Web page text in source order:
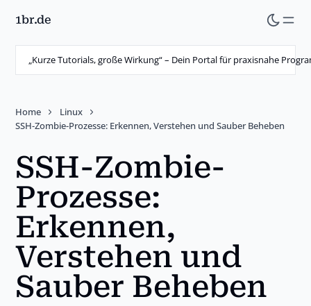
Skip
content
1br.de
„Kurze Tutorials, große Wirkung“ – Dein Portal für praxisnahe
Home
Linux
SSH-Zombie-Prozesse: Erkennen, Verstehen und Sauber Beheben
SSH-Zombie-
Prozesse:
Erkennen,
Verstehen und
Sauber Beheben